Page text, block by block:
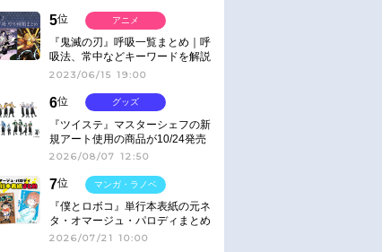
5位
『鬼滅の刃』呼吸一覧まとめ｜呼
吸法、常中などキーワードを解説
2023/06/15 19:00
アニメ
6位
『ツイステ』マスターシェフの新
規アート使用の商品が10/24発売
2026/08/07 12:50
グッズ
7位
『僕とロボコ』単行本表紙の元ネ
タ・オマージュ・パロディまとめ
2026/07/21 10:00
マンガ・ラノベ